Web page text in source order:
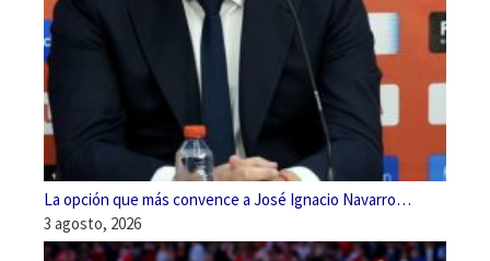
La opción que más convence a José Ignacio Navarro…
3 agosto, 2026